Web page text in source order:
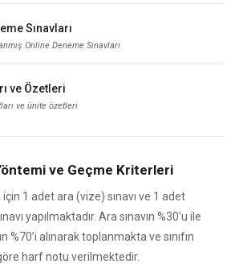
Sınavları
Online Deneme Sınavları
ve Özetleri
ve ünite özetleri
ve Geçme Kriterleri
1 adet ara (vize) sınavı ve 1 adet
yapılmaktadır. Ara sınavın %30’u ile
%70’i alınarak toplanmakta ve sınıfın
harf notu verilmektedir.